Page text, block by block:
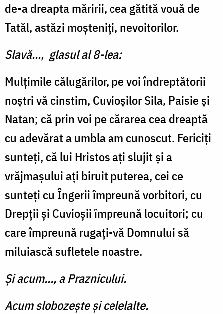
de-a dreapta măririi, cea gătită vouă de
Tatăl, astăzi moşteniţi, nevoitorilor.
Slavă..., glasul al 8-lea:
Mulțimile călugărilor, pe voi îndreptătorii
noștri vă cinstim, Cuvioșilor Sila, Paisie și
Natan; că prin voi pe cărarea cea dreaptă
cu adevărat a umbla am cunoscut. Fericiți
sunteți, că lui Hristos ați slujit și a
vrăjmașului ați biruit puterea, cei ce
sunteți cu Îngerii împreună vorbitori, cu
Drepții și Cuvioșii împreună locuitori; cu
care împreună rugați-vă Domnului să
miluiască sufletele noastre.
Şi acum..., a Praznicului.
Acum slobozește și celelalte.